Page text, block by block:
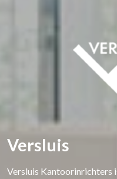
Versluis
Versluis Kantoorinrichters